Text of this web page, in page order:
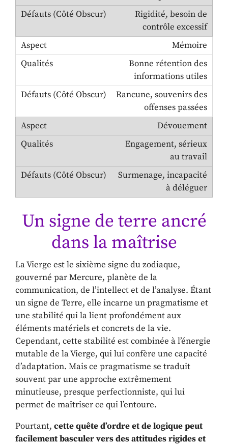
Rigidité, besoin de
contrôle excessif
Mémoire
Bonne rétention des
informations utiles
Rancune, souvenirs des
offenses passées
Dévouement
Engagement, sérieux
au travail
Surmenage, incapacité
à déléguer
Un signe de terre ancré
dans la maîtrise
La Vierge est le sixième signe du zodiaque,
gouverné par Mercure, planète de la
communication, de l’intellect et de l’analyse. Étant
un signe de Terre, elle incarne un pragmatisme et
une stabilité qui la lient profondément aux
éléments matériels et concrets de la vie.
Cependant, cette stabilité est combinée à l’énergie
mutable de la Vierge, qui lui confère une capacité
d’adaptation. Mais ce pragmatisme se traduit
souvent par une approche extrêmement
minutieuse, presque perfectionniste, qui lui
permet de maîtriser ce qui l’entoure.
Pourtant, cette quête d’ordre et de logique peut
facilement basculer vers des attitudes rigides et